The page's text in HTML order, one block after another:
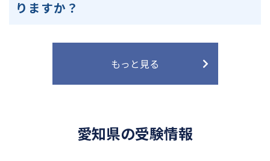
りますか？
もっと見る
愛知県の受験情報